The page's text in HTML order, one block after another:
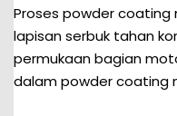
Proses powder
lapisan serbuk tahan
permukaan bagian
dalam powder coating